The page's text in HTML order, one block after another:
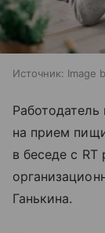
Источник: Image
Работодатель
на прием
в беседе с RT
Ганькина.